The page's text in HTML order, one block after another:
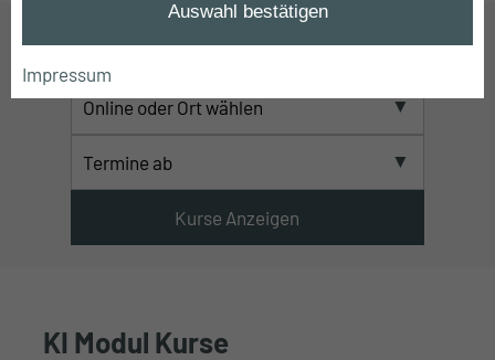
KI Modul Kurse
Auswahl bestätigen
Impressum